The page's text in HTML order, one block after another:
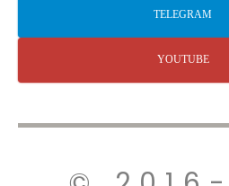
TELEGRAM
YOUTUBE